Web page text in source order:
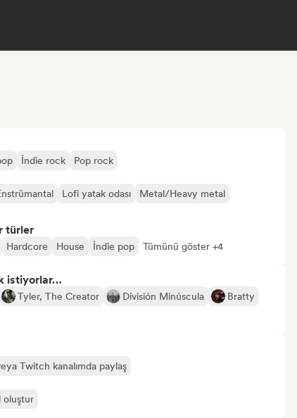
İndie rock Pop rock
Lofi yatak odası
Metal/Heavy metal
türler
Hardcore House İndie pop Tümünü göster +4
istiyorlar…
Tyler, The Creator División Minúscula
Bratty
Twitch kanalımda paylaş
oluştur